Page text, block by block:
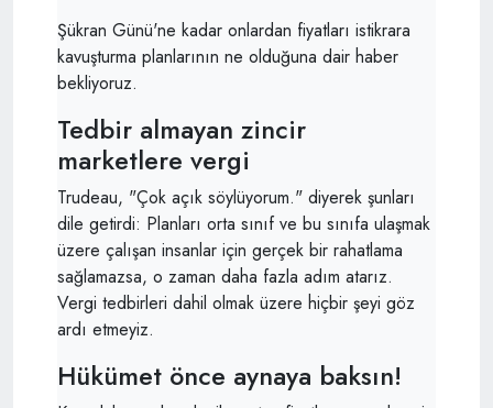
Şükran Günü'ne kadar onlardan fiyatları istikrara
kavuşturma planlarının ne olduğuna dair haber
bekliyoruz.
Tedbir almayan zincir
marketlere vergi
Trudeau, "Çok açık söylüyorum." diyerek şunları
dile getirdi: Planları orta sınıf ve bu sınıfa ulaşmak
üzere çalışan insanlar için gerçek bir rahatlama
sağlamazsa, o zaman daha fazla adım atarız.
Vergi tedbirleri dahil olmak üzere hiçbir şeyi göz
ardı etmeyiz.
Hükümet önce aynaya baksın!